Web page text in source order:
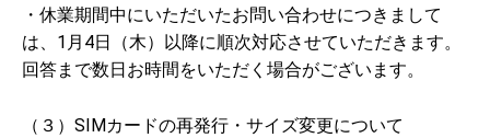
・休業期間中にいただいたお問い合わせにつきまして
は、1月4日（木）以降に順次対応させていただきます。
回答まで数日お時間をいただく場合がございます。
（３）SIMカードの再発行・サイズ変更について